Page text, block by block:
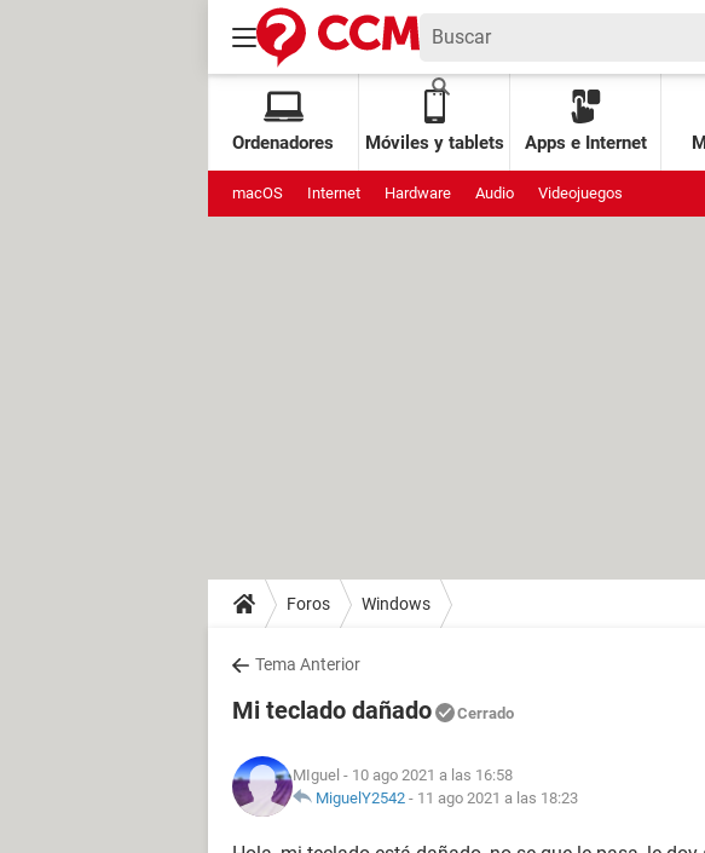
Ordenadores Móviles y tablets Apps e Internet
macOS Internet Hardware Audio Videojuegos
Foros Windows
Tema Anterior
Mi teclado dañado Cerrado
MIguel - 10 ago 2021 a las 16:58
MiguelY2542 - 11 ago 2021 a las 18:23